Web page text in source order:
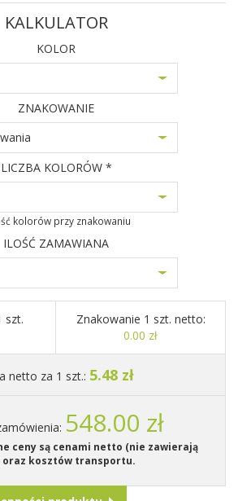
KALKULATOR
KOLOR
ZNAKOWANIE
LICZBA KOLORÓW *
kolorów przy znakowaniu
ILOŚĆ ZAMAWIANA
szt.
Znakowanie 1 szt. netto:
0.00 zł
netto za 1 szt.: 5.48 zł
548.00 zł
ceny są cenami netto (nie zawierają
oraz kosztów transportu.